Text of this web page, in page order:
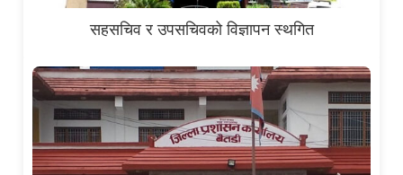
सहसचिव र उपसचिवको विज्ञापन स्थगित